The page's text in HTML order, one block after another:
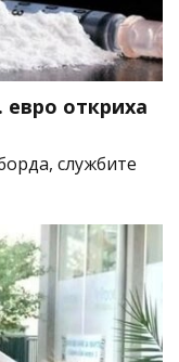
евро откриха
службите